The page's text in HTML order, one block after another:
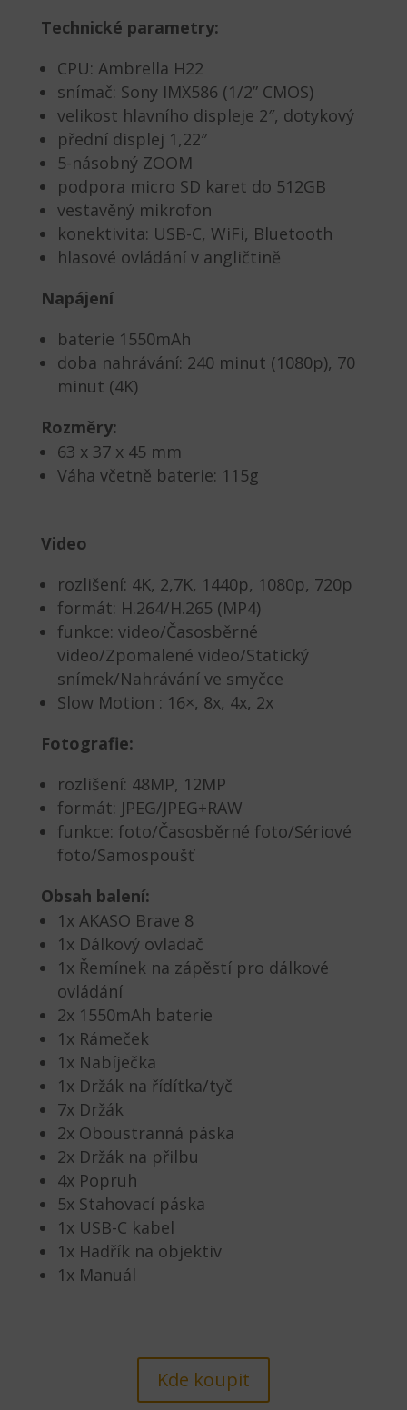
Technické parametry:
CPU: Ambrella H22
snímač: Sony IMX586 (1/2” CMOS)
velikost hlavního displeje 2″, dotykový
přední displej 1,22″
5-násobný ZOOM
podpora micro SD karet do 512GB
vestavěný mikrofon
konektivita: USB-C, WiFi, Bluetooth
hlasové ovládání v angličtině
Napájení
baterie 1550mAh
doba nahrávání: 240 minut (1080p), 70
minut (4K)
Rozměry:
63 x 37 x 45 mm
Váha včetně baterie: 115g
Video
rozlišení: 4K, 2,7K, 1440p, 1080p, 720p
formát: H.264/H.265 (MP4)
funkce: video/Časosběrné
video/Zpomalené video/Statický
snímek/Nahrávání ve smyčce
Slow Motion : 16×, 8x, 4x, 2x
Fotografie:
rozlišení: 48MP, 12MP
formát: JPEG/JPEG+RAW
funkce: foto/Časosběrné foto/Sériové
foto/Samospoušť
Obsah balení:
1x AKASO Brave 8
1x Dálkový ovladač
1x Řemínek na zápěstí pro dálkové
ovládání
2x 1550mAh baterie
1x Rámeček
1x Nabíječka
1x Držák na řídítka/tyč
7x Držák
2x Oboustranná páska
2x Držák na přilbu
4x Popruh
5x Stahovací páska
1x USB-C kabel
1x Hadřík na objektiv
1x Manuál
Kde koupit